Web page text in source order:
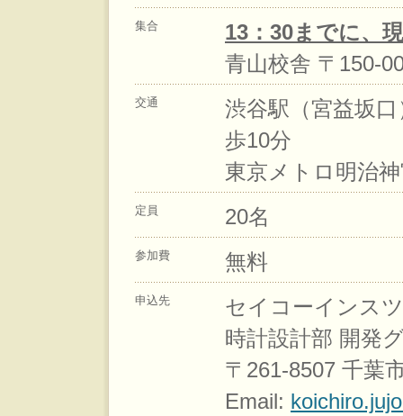
集合
13：30までに、
青山校舎 〒150-
交通
渋谷駅（宮益坂
歩10分
東京メトロ明治
定員 20名
参加費 無料
申込先
セイコーインス
時計設計部 開発
〒261-8507 千葉
Email: